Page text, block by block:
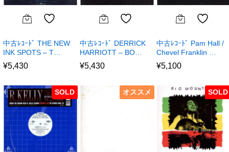
中古ﾚｺｰﾄﾞ THE NEW
INK SPOTS – T…
¥5,430
中古ﾚｺｰﾄﾞ DERRICK
HARRIOTT – BO…
¥5,430
中古ﾚｺｰﾄﾞ Pam Hall /
Chevel Franklin …
¥5,100
SOLD オススメ SOLD